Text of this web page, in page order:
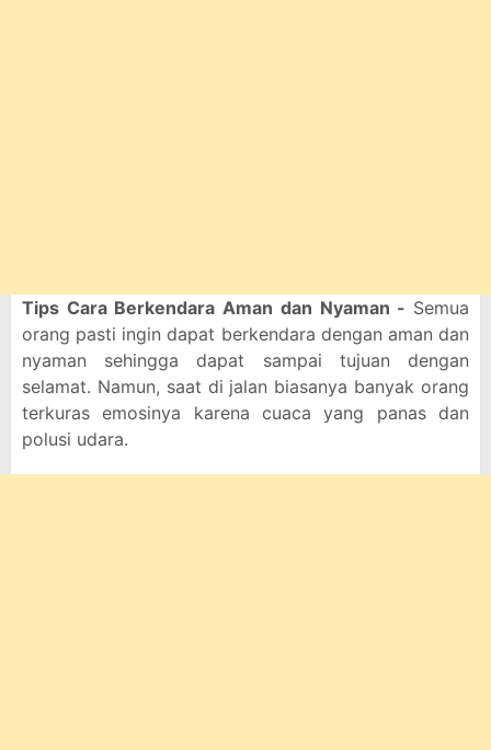
Tips Cara Berkendara Aman dan Nyaman - Semua
orang pasti ingin dapat berkendara dengan aman dan
nyaman sehingga dapat sampai tujuan dengan
selamat. Namun, saat di jalan biasanya banyak orang
terkuras emosinya karena cuaca yang panas dan
polusi udara.